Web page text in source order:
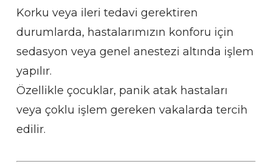
Korku veya ileri tedavi gerektiren
durumlarda, hastalarımızın konforu için
sedasyon veya genel anestezi altında işlem
yapılır.
Özellikle çocuklar, panik atak hastaları
veya çoklu işlem gereken vakalarda tercih
edilir.